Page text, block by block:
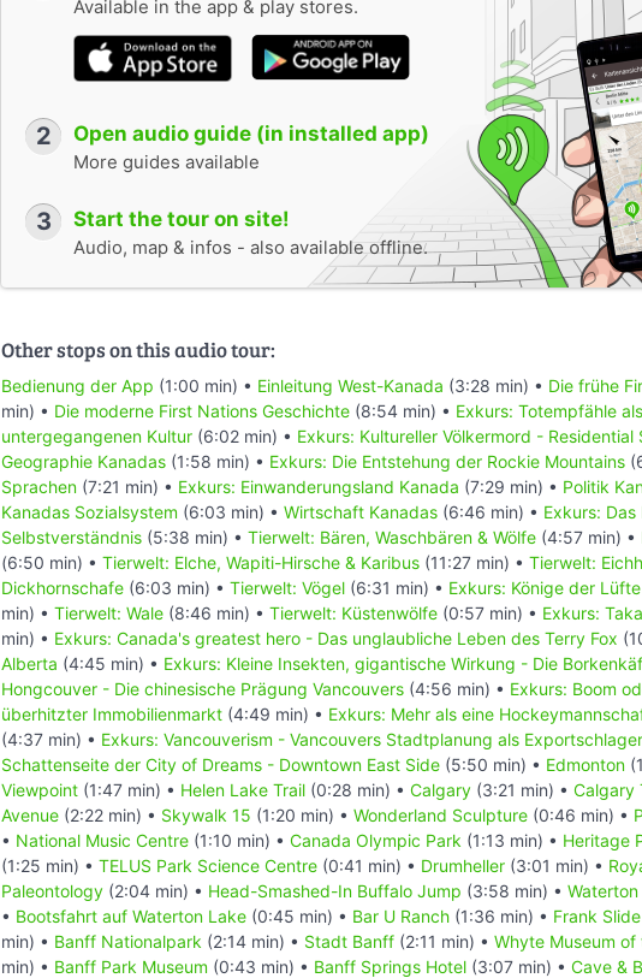
Available in the app & play stores.
2 Open audio guide (in installed app)
More guides available
3 Start the tour on site!
Audio, map & infos - also available offline.
Other stops on this audio tour:
Bedienung der App (1:00 min) • Einleitung West-Kanada (3:28 min) • Die frühe
min) • Die moderne First Nations Geschichte (8:54 min) • Exkurs: Totempfähle
untergegangenen Kultur (6:02 min) • Exkurs: Kultureller Völkermord - Residential
Geographie Kanadas (1:58 min) • Exkurs: Die Entstehung der Rockie Mountains
Sprachen (7:21 min) • Exkurs: Einwanderungsland Kanada (7:29 min) • Politik
Kanadas Sozialsystem (6:03 min) • Wirtschaft Kanadas (6:46 min) • Exkurs:
Selbstverständnis (5:38 min) • Tierwelt: Bären, Waschbären & Wölfe (4:57 min) •
(6:50 min) • Tierwelt: Elche, Wapiti-Hirsche & Karibus (11:27 min) • Tierwelt:
Dickhornschafe (6:03 min) • Tierwelt: Vögel (6:31 min) • Exkurs: Könige der
min) • Tierwelt: Wale (8:46 min) • Tierwelt: Küstenwölfe (0:57 min) • Exkurs:
min) • Exkurs: Canada's greatest hero - Das unglaubliche Leben des Terry Fox
Alberta (4:45 min) • Exkurs: Kleine Insekten, gigantische Wirkung - Die
Hongcouver - Die chinesische Prägung Vancouvers (4:56 min) • Exkurs: Boom
überhitzter Immobilienmarkt (4:49 min) • Exkurs: Mehr als eine
(4:37 min) • Exkurs: Vancouverism - Vancouvers Stadtplanung als Exportschlager
Schattenseite der City of Dreams - Downtown East Side (5:50 min) • Edmonton
Viewpoint (1:47 min) • Helen Lake Trail (0:28 min) • Calgary (3:21 min) • Calgary
Avenue (2:22 min) • Skywalk 15 (1:20 min) • Wonderland Sculpture (0:46 min) •
• National Music Centre (1:10 min) • Canada Olympic Park (1:13 min) • Heritage
(1:25 min) • TELUS Park Science Centre (0:41 min) • Drumheller (3:01 min) •
Paleontology (2:04 min) • Head-Smashed-In Buffalo Jump (3:58 min) •
• Bootsfahrt auf Waterton Lake (0:45 min) • Bar U Ranch (1:36 min) • Frank
min) • Banff Nationalpark (2:14 min) • Stadt Banff (2:11 min) • Whyte Museum of
min) • Banff Park Museum (0:43 min) • Banff Springs Hotel (3:07 min) • Cave &